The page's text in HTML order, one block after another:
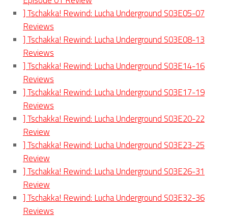
] Tschakka! Rewind: Lucha Underground S03E05-07
Reviews
] Tschakka! Rewind: Lucha Underground S03E08-13
Reviews
] Tschakka! Rewind: Lucha Underground S03E14-16
Reviews
] Tschakka! Rewind: Lucha Underground S03E17-19
Reviews
] Tschakka! Rewind: Lucha Underground S03E20-22
Review
] Tschakka! Rewind: Lucha Underground S03E23-25
Review
] Tschakka! Rewind: Lucha Underground S03E26-31
Review
] Tschakka! Rewind: Lucha Underground S03E32-36
Reviews